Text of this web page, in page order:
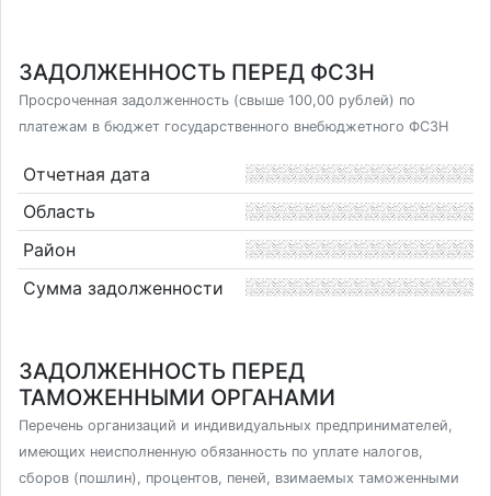
ЗАДОЛЖЕННОСТЬ ПЕРЕД ФСЗН
Просроченная задолженность (свыше 100,00 рублей) по
платежам в бюджет государственного внебюджетного ФСЗН
Отчетная дата
Область
Район
Сумма задолженности
ЗАДОЛЖЕННОСТЬ ПЕРЕД
ТАМОЖЕННЫМИ ОРГАНАМИ
Перечень организаций и индивидуальных предпринимателей,
имеющих неисполненную обязанность по уплате налогов,
сборов (пошлин), процентов, пеней, взимаемых таможенными